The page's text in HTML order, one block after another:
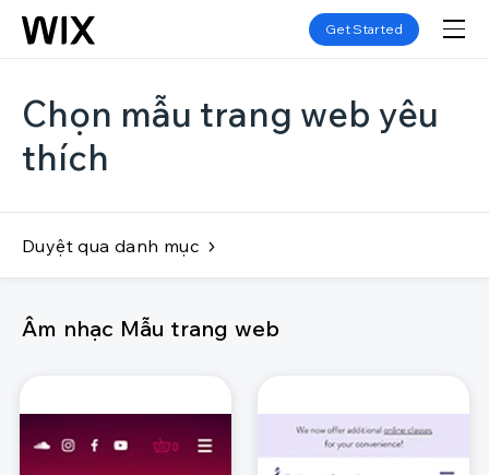
Get Started
Chọn mẫu trang web yêu
thích
Duyệt qua danh mục
Âm nhạc Mẫu trang web